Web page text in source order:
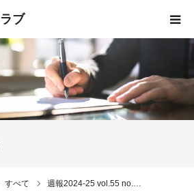
すべて 週報2024-25 vol.55 no.…